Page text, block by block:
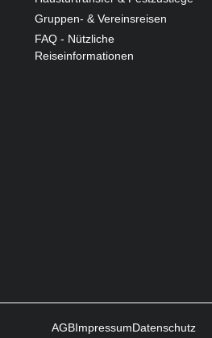
Gruppen- & Vereinsreisen
FAQ - Nützliche
Reiseinformationen
AGBImpressumDatenschutz